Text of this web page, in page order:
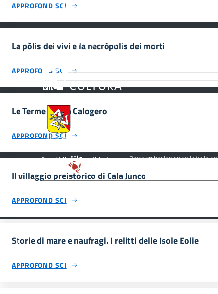
APPROFONDISCI
La pòlis dei vivi e la necròpolis dei morti
APPROFONDISCI
Le Terme di San Calogero
APPROFONDISCI
Il villaggio preistorico di Cala Junco
APPROFONDISCI
Storie di mare e naufragi. I relitti delle Isole Eolie
APPROFONDISCI
per sette siti
Home Privacy Policy Crediti
Culturale, Paesaggistico e
UNESCO Regione Siciliana.
Parco archeologico della Valle